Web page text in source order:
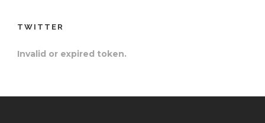
TWITTER
Invalid or expired token.